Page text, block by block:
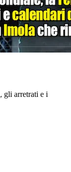
, gli arretrati e i